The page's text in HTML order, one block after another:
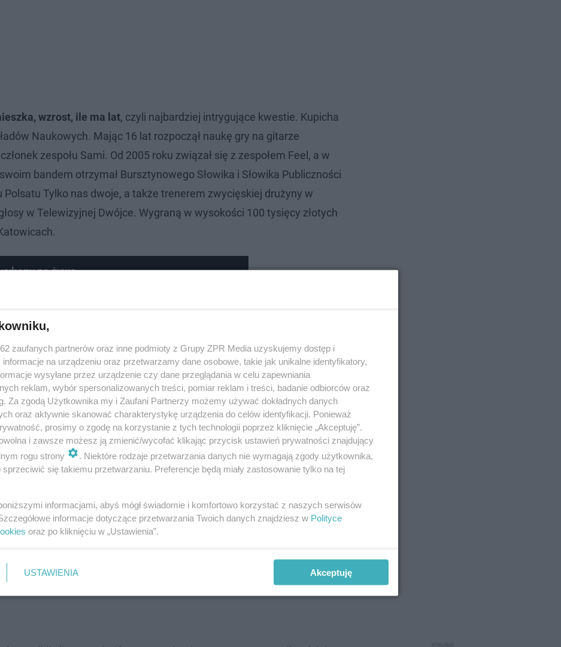
wzrost, ile ma lat, czyli najbardziej intrygujące kwestie. Kupicha
Naukowych. Mając 16 lat rozpoczął naukę gry na gitarze
zespołu Sami. Od 2005 roku związał się z zespołem Feel, a w
bandem otrzymał Bursztynowego Słowika i Słowika Publiczności
Tylko nas dwoje, a także trenerem zwycięskiej drużyny w
w Telewizyjnej Dwójce. Wygraną w wysokości 100 tysięcy złotych
na żywo
najnowszy singiel! [WYWIAD]
z Agatą Fręś od 2005 do 2013 roku. W 2018 roku ponownie wziął
zaufanych partnerów oraz inne podmioty z Grupy ZPR Media uzyskujemy dostęp i
na urządzeniu oraz przetwarzamy dane osobowe, takie jak unikalne identyfikatory,
wysyłane przez urządzenie czy dane przeglądania w celu zapewniania
reklam, wybór spersonalizowanych treści, pomiar reklam i treści, badanie odbiorców oraz
Za zgodą Użytkownika my i Zaufani Partnerzy możemy używać dokładnych danych
oraz aktywnie skanować charakterystykę urządzenia do celów identyfikacji. Ponieważ
prosimy o zgodę na korzystanie z tych technologii poprzez kliknięcie „Akceptuję”.
i zawsze możesz ją zmienić/wycofać klikając przycisk ustawień prywatności znajdujący
rogu strony
. Niektóre rodzaje przetwarzania danych nie wymagają zgody użytkownika,
się takiemu przetwarzaniu. Preferencje będą miały zastosowanie tylko na tej
informacjami, abyś mógł świadomie i komfortowo korzystać z naszych serwisów
informacje dotyczące przetwarzania Twoich danych znajdziesz w Polityce
oraz po kliknięciu w „Ustawienia”.
USTAWIENIA Akceptuję